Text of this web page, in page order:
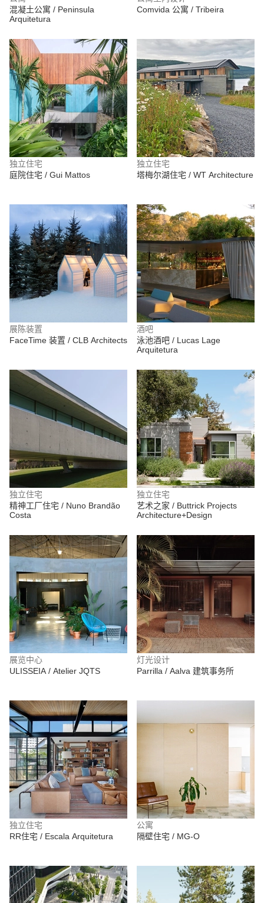
混凝土公寓 / Peninsula
Arquitetura
Comvida 公寓 / Tribeira
独立住宅
庭院住宅 / Gui Mattos
独立住宅
塔梅尔湖住宅 / WT Architecture
展陈装置
FaceTime 装置 / CLB Architects
酒吧
泳池酒吧 / Lucas Lage
Arquitetura
独立住宅
精神工厂住宅 / Nuno Brandão
Costa
独立住宅
艺术之家 / Buttrick Projects
Architecture+Design
展览中心
ULISSEIA / Atelier JQTS
灯光设计
Parrilla / Aalva 建筑事务所
独立住宅
RR住宅 / Escala Arquitetura
公寓
隔壁住宅 / MG-O